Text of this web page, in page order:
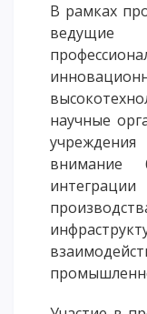
В рамках
ведущие
научные
внимание